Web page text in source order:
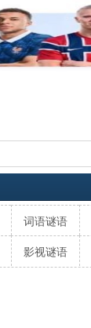
词语谜语
影视谜语